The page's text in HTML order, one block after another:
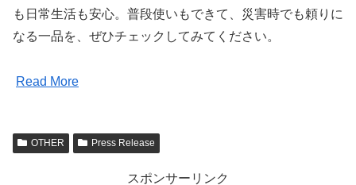
も日常生活も安心。普段使いもできて、災害時でも頼りに
なる一品を、ぜひチェックしてみてください。
Read More
OTHER Press Release
スポンサーリンク